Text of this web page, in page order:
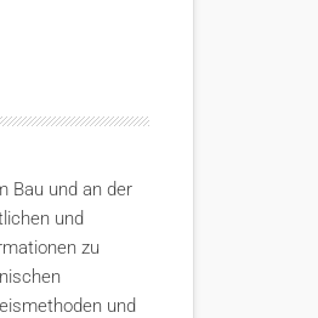
Bau und an der
und
zu
und